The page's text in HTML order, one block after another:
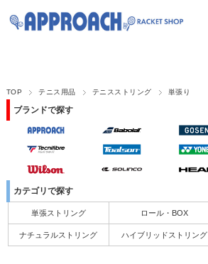
TOP テニス用品 テニスストリング 単張り
ブランドで探す
カテゴリで探す
単張ストリング ロール・BOX
ナチュラルストリング ハイブリッドストリング